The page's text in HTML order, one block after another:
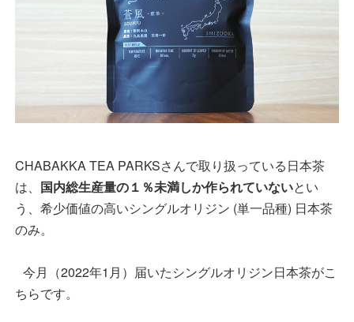
CHABAKKA TEA PARKSさんで取り扱っている日本茶
は、 国内総生産量の１％未満しか作られていないとい
う、希少価値の高いシングルオリジン (単一品種) 日本茶
のみ。
今月（2022年1月）届いたシングルオリジン日本茶がこ
ちらです。